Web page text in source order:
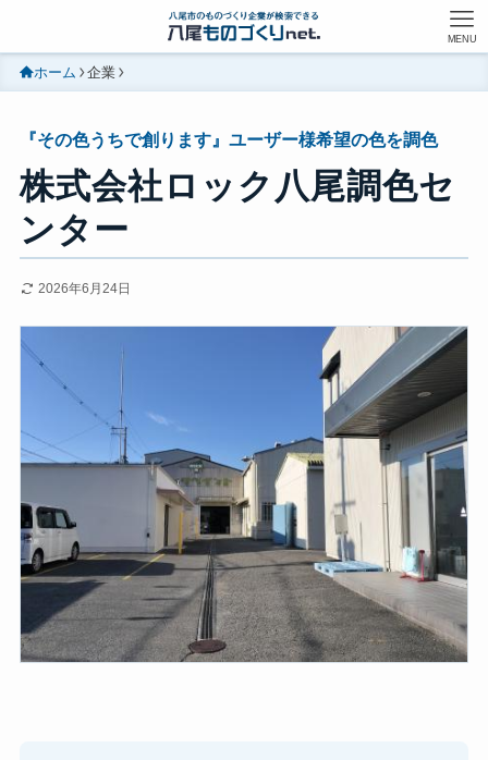
MENU
ホーム 企業
『その色うちで創ります』ユーザー様希望の色を調色
株式会社ロック八尾調色セ
ンター
2026年6月24日